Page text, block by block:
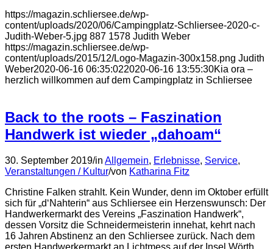
https://magazin.schliersee.de/wp-
content/uploads/2020/06/Campingplatz-Schliersee-2020-c-
Judith-Weber-5.jpg 887 1578 Judith Weber
https://magazin.schliersee.de/wp-
content/uploads/2015/12/Logo-Magazin-300x158.png Judith
Weber2020-06-16 06:35:022020-06-16 13:55:30Kia ora –
herzlich willkommen auf dem Campingplatz in Schliersee
Back to the roots – Faszination
Handwerk ist wieder „dahoam“
30. September 2019/in Allgemein, Erlebnisse, Service,
Veranstaltungen / Kultur/von Katharina Fitz
Christine Falken strahlt. Kein Wunder, denn im Oktober erfüllt
sich für „d‘Nahterin“ aus Schliersee ein Herzenswunsch: Der
Handwerkermarkt des Vereins „Faszination Handwerk“,
dessen Vorsitz die Schneidermeisterin innehat, kehrt nach
16 Jahren Abstinenz an den Schliersee zurück. Nach dem
ersten Handwerkermarkt an Lichtmess auf der Insel Wörth